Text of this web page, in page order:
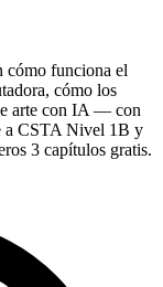
cómo funciona el
cómo los
arte con IA — con
a CSTA Nivel 1B y
3 capítulos gratis.